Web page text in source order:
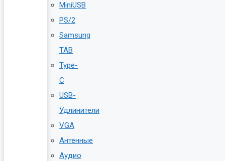
MiniUSB
PS/2
Samsung
TAB
Type-
C
USB-
Удлинители
VGA
Антенные
Аудио